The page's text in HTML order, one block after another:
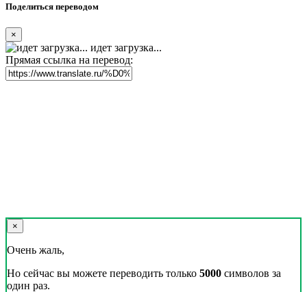
Поделиться переводом
×
идет загрузка...
Прямая ссылка на перевод:
×
Очень жаль,
Но сейчас вы можете переводить только 5000 символов за
один раз.